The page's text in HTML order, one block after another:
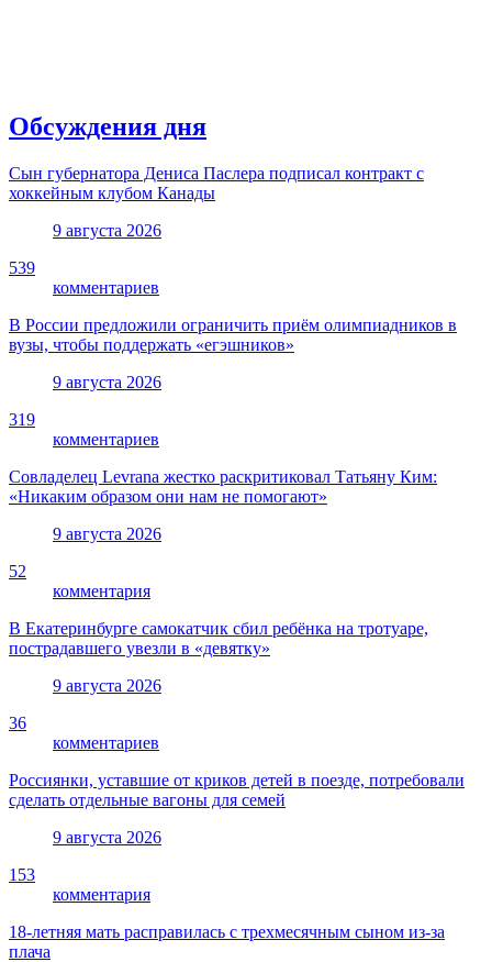
Обсуждения дня
Сын губернатора Дениса Паслера подписал контракт с
хоккейным клубом Канады
9 августа 2026
539
комментариев
В России предложили ограничить приём олимпиадников в
вузы, чтобы поддержать «егэшников»
9 августа 2026
319
комментариев
Совладелец Levrana жестко раскритиковал Татьяну Ким:
«Никаким образом они нам не помогают»
9 августа 2026
52
комментария
В Екатеринбурге самокатчик сбил ребёнка на тротуаре,
пострадавшего увезли в «девятку»
9 августа 2026
36
комментариев
Россиянки, уставшие от криков детей в поезде, потребовали
сделать отдельные вагоны для семей
9 августа 2026
153
комментария
18-летняя мать расправилась с трехмесячным сыном из-за
плача